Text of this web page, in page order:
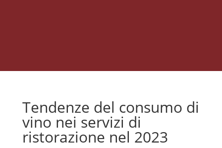
Tendenze del consumo di
vino nei servizi di
ristorazione nel 2023